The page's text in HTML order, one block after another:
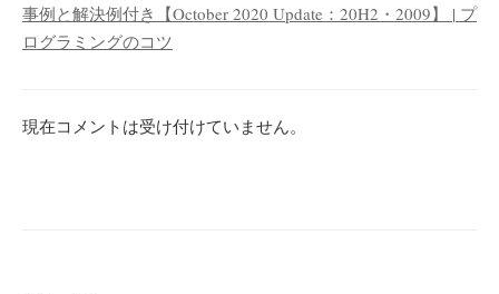
事例と解決例付き【October 2020 Update：20H2・2009】 | プ
ログラミングのコツ
現在コメントは受け付けていません。